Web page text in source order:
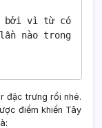
bởi vì từ có
nào trong
đặc trưng rồi nhé.
điểm khiến Tây